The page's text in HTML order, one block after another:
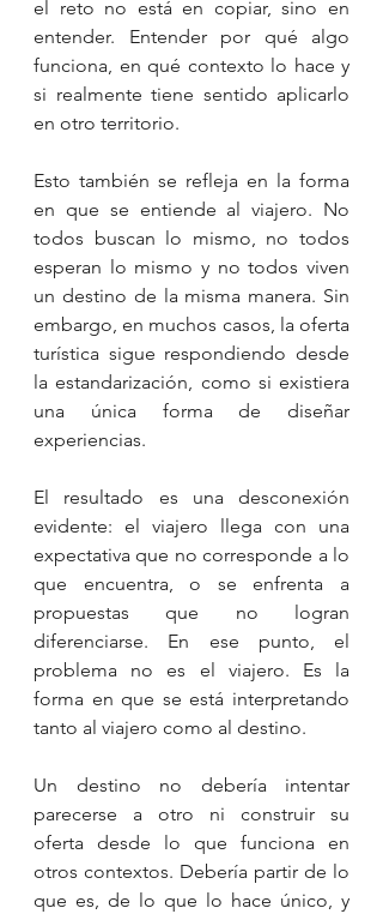
el reto no está en copiar, sino en
entender. Entender por qué algo
funciona, en qué contexto lo hace y
si realmente tiene sentido aplicarlo
en otro territorio.
Esto también se refleja en la forma
en que se entiende al viajero. No
todos buscan lo mismo, no todos
esperan lo mismo y no todos viven
un destino de la misma manera. Sin
embargo, en muchos casos, la oferta
turística sigue respondiendo desde
la estandarización, como si existiera
una única forma de diseñar
experiencias.
El resultado es una desconexión
evidente: el viajero llega con una
expectativa que no corresponde a lo
que encuentra, o se enfrenta a
propuestas que no logran
diferenciarse. En ese punto, el
problema no es el viajero. Es la
forma en que se está interpretando
tanto al viajero como al destino.
Un destino no debería intentar
parecerse a otro ni construir su
oferta desde lo que funciona en
otros contextos. Debería partir de lo
que es, de lo que lo hace único, y